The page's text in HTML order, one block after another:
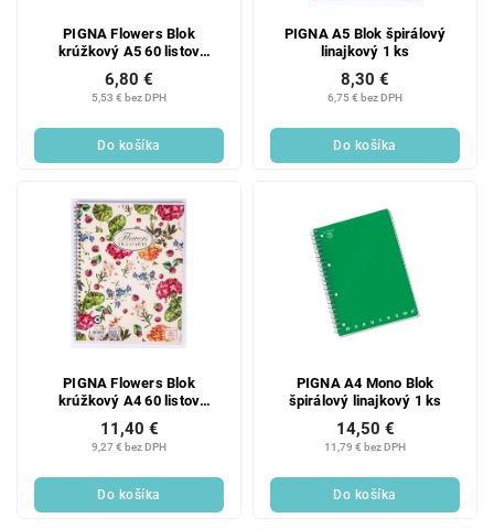
PIGNA Flowers Blok
krúžkový A5 60 listov
5,53 € bez DPH
6,80 €
Do košíka
PIGNA A5 Blok špirálový
linajkový 1 ks
6,75 € bez DPH
8,30 €
Do košíka
PIGNA Flowers Blok
krúžkový A4 60 listov
štvorčekový 1 ks
9,27 € bez DPH
11,40 €
Do košíka
PIGNA A4 Mono Blok
špirálový linajkový 1 ks
11,79 € bez DPH
14,50 €
Do košíka